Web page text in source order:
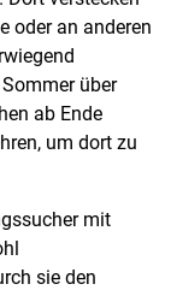
oder an anderen
über
ab Ende
um dort zu
mit
sie den